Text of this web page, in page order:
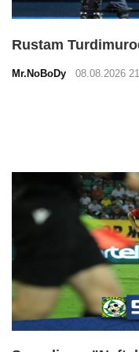
Rustam
Mr.NoBoDy 08.08.2026